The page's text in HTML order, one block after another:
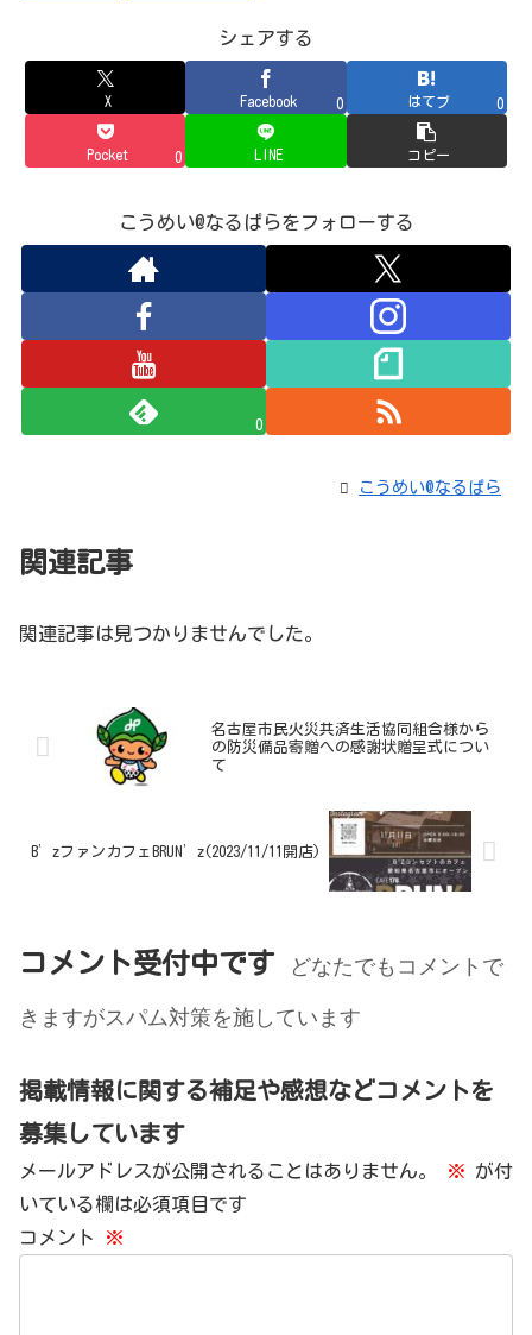
シェアする
X Facebook 0 はてブ 0
Pocket 0 LINE コピー
こうめい@なるぱらをフォローする
0
こうめい@なるぱら
関連記事
関連記事は見つかりませんでした。
名古屋市民火災共済生活協同組合様から
の防災備品寄贈への感謝状贈呈式につい
て
B’zファンカフェBRUN’z(2023/11/11開店)
コメント受付中です
どなたでもコメントで
きますがスパム対策を施しています
掲載情報に関する補足や感想などコメントを
募集しています
メールアドレスが公開されることはありません。 ※ が付
いている欄は必須項目です
コメント
※